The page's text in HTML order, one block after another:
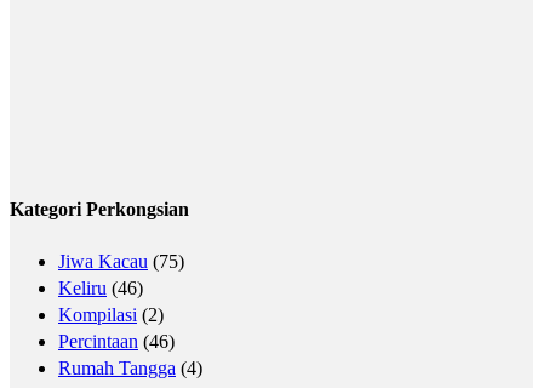
Kategori Perkongsian
Jiwa Kacau (75)
Keliru (46)
Kompilasi (2)
Percintaan (46)
Rumah Tangga (4)